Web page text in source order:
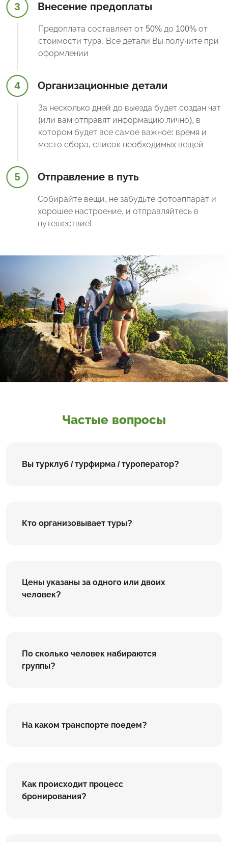
3 Внесение предоплаты
Предоплата составляет от 50% до 100% от
стоимости тура. Все детали Вы получите при
оформлении
4 Организационные детали
За несколько дней до выезда будет создан чат
(или вам отправят информацию лично), в
котором будет все самое важное: время и
место сбора, список необходимых вещей
5 Отправление в путь
Собирайте вещи, не забудьте фотоаппарат и
хорошее настроение, и отправляйтесь в
путешествие!
Частые вопросы
Вы турклуб / турфирма / туроператор?
Кто организовывает туры?
Цены указаны за одного или двоих
человек?
По сколько человек набираются
группы?
На каком транспорте поедем?
Как происходит процесс
бронирования?